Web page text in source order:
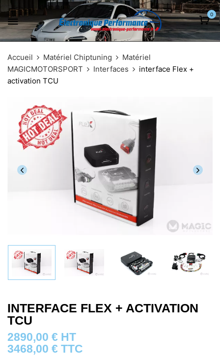
0
Accueil Matériel Chiptuning
Matériel
MAGICMOTORSPORT
Interfaces
interface Flex +
activation TCU
INTERFACE FLEX + ACTIVATION
TCU
2890,00 € HT
3468,00 € TTC